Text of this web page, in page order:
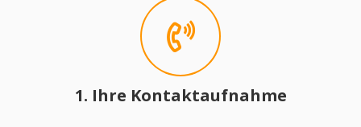
1. Ihre Kontaktaufnahme